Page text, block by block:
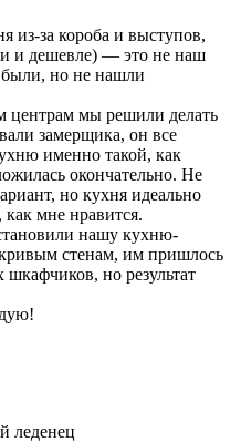
из-за короба и выступов,
и дешевле) — это не наш
но не нашли
центрам мы решили делать
замерщика, он все
именно такой, как
окончательно. Не
но кухня идеально
как мне нравится.
нашу кухню-
стенам, им пришлось
но результат
леденец